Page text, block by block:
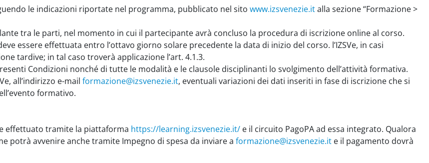
le indicazioni riportate nel programma, pubblicato nel sito www.izsvenezie.italla sezione “Formazione >
tra le parti, nel momento in cui il partecipante avrà concluso la procedura di iscrizione online al corso.
essere effettuata entro l’ottavo giorno solare precedente la data di inizio del corso. l’IZSVe, in casi
tardive; in tal caso troverà applicazione l’art. 4.1.3.
Condizioni nonché di tutte le modalità e le clausole disciplinanti lo svolgimento dell’attività formativa.
all’indirizzo e-mail formazione@izsvenezie.it, eventuali variazioni dei dati inseriti in fase di iscrizione che si
formativo.
effettuato tramite la piattaforma https://learning.izsvenezie.it/ e il circuito PagoPA ad essa integrato. Qualora
potrà avvenire anche tramite Impegno di spesa da inviare a formazione@izsvenezie.it e il pagamento dovrà